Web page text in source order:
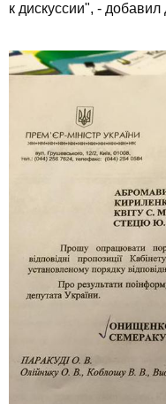
к дискуссии", - добавил